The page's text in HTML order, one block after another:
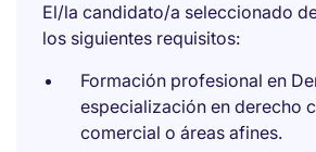
El/la candidato/a seleccionado
los siguientes requisitos:
Formación profesional en
especialización en derecho
comercial o áreas afines.